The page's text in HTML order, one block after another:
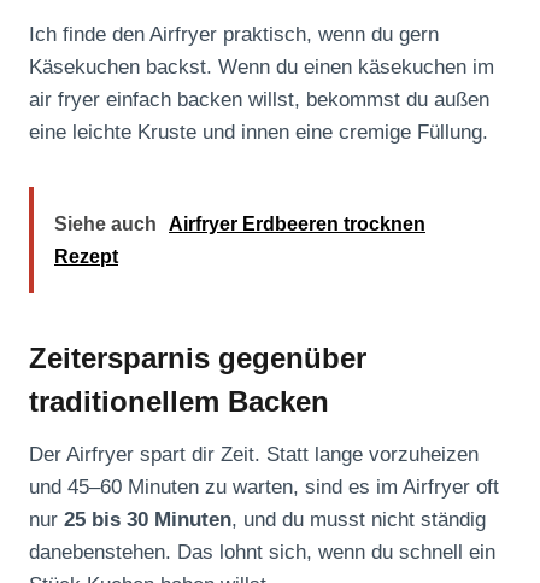
Ich finde den Airfryer praktisch, wenn du gern
Käsekuchen backst. Wenn du einen käsekuchen im
air fryer einfach backen willst, bekommst du außen
eine leichte Kruste und innen eine cremige Füllung.
Siehe auch
Airfryer Erdbeeren trocknen
Rezept
Zeitersparnis gegenüber
traditionellem Backen
Der Airfryer spart dir Zeit. Statt lange vorzuheizen
und 45–60 Minuten zu warten, sind es im Airfryer oft
nur 25 bis 30 Minuten, und du musst nicht ständig
danebenstehen. Das lohnt sich, wenn du schnell ein